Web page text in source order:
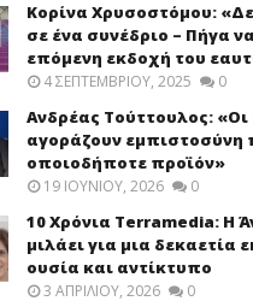
Κορίνα Χρυσοστόμου:
σε ένα συνέδριο – Πήγα
επόμενη εκδοχή του
4 ΣΕΠΤΕΜΒΡΊΟΥ, 2025 0
Ανδρέας Τούττουλος:
αγοράζουν εμπιστοσύνη
οποιοδήποτε προϊόν»
19 ΙΟΥΝΊΟΥ, 2026 0
10 Χρόνια Terramedia: Η
μιλάει για μια δεκαετία
ουσία και αντίκτυπο
3 ΑΠΡΙΛΊΟΥ, 2026 0